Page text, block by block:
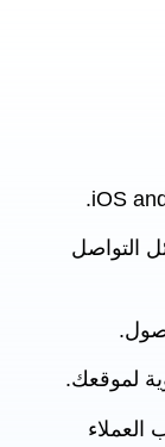
التواصل
لموقعك.
العملاء